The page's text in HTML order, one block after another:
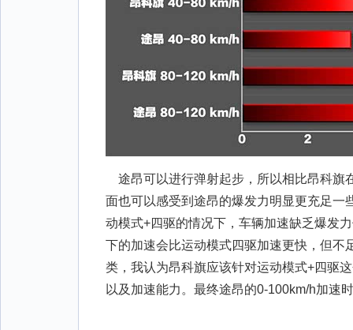
途昂可以进行弹射起步，所以相比昂科旗
面也可以感受到途昂的爆发力明显更充足一
动模式+四驱的情况下，车辆加速缺乏爆发
下的加速会比运动模式四驱加速更快，但不
类，我认为昂科旗应该针对运动模式+四驱
以及加速能力。最终途昂的0-100km/h加速